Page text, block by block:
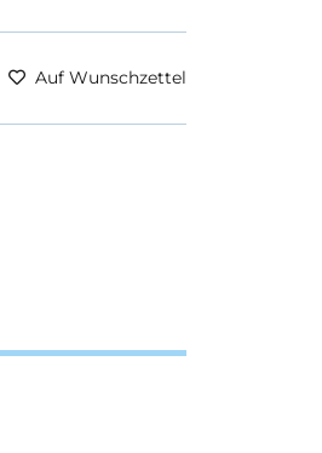
Auf Wunschzettel